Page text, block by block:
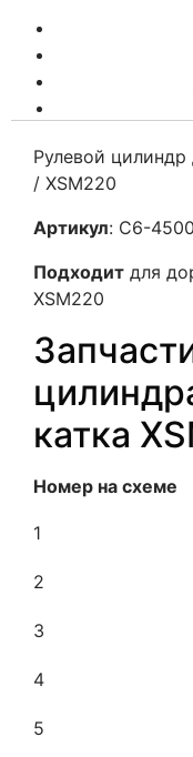
Рулевой цилиндр
/ XSM220
Артикул: C6-4500
Подходит для
XSM220
катка
Номер на схеме
1
2
3
4
5